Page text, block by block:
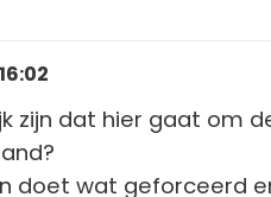
zijn dat hier gaat om
doet wat geforceerd